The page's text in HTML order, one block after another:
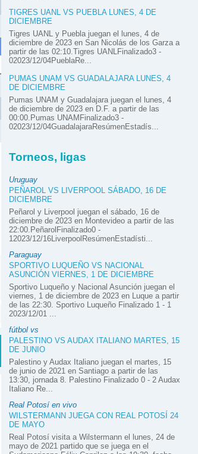
TIGRES UANL VS PUEBLA LUNES, 4 DE
DICIEMBRE
Tigres UANL y Puebla juegan el lunes, 4 de
diciembre de 2023 en San Nicolás de los Garza a
partir de las 02:10.Tigres UANLFinalizado3 -
02023/12/04PueblaRe...
PUMAS UNAM VS GUADALAJARA LUNES, 4
DE DICIEMBRE
Pumas UNAM y Guadalajara juegan el lunes, 4
de diciembre de 2023 en D.F. a partir de las
00:00.Pumas UNAMFinalizado3 -
02023/12/04GuadalajaraResúmenEstadís...
Torneos, ligas
Uruguay
PEÑAROL VS LIVERPOOL SÁBADO, 16 DE
DICIEMBRE
Peñarol y Liverpool juegan el sábado, 16 de
diciembre de 2023 en Montevideo a partir de las
22:00.PeñarolFinalizado0 -
12023/12/16LiverpoolResúmenEstadísti...
Paraguay
SPORTIVO LUQUEÑO VS NACIONAL
ASUNCIÓN VIERNES, 1 DE DICIEMBRE
Sportivo Luqueño y Nacional Asunción juegan el
viernes, 1 de diciembre de 2023 en Luque a partir
de las 22:30. Sportivo Luqueño Finalizado 1 - 1
2023/12/01 ...
fútbol vs
PALESTINO VS AUDAX ITALIANO MARTES, 15
DE JUNIO
Palestino y Audax Italiano juegan el martes, 15
de junio de 2021 en Santiago a partir de las
13:30, jornada 8. Palestino Finalizado 0 - 2 Audax
Italiano Re...
Real Potosí en vivo
WILSTERMANN JUEGA CON REAL POTOSÍ 24
DE MAYO
Real Potosí visita a Wilstermann el lunes, 24 de
mayo de 2021 partido que se juega en el